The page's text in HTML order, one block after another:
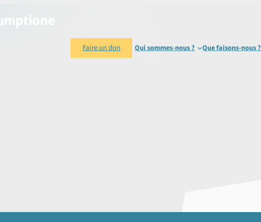
Faire un don Qui sommes-nous ? Que faisons-nous ?